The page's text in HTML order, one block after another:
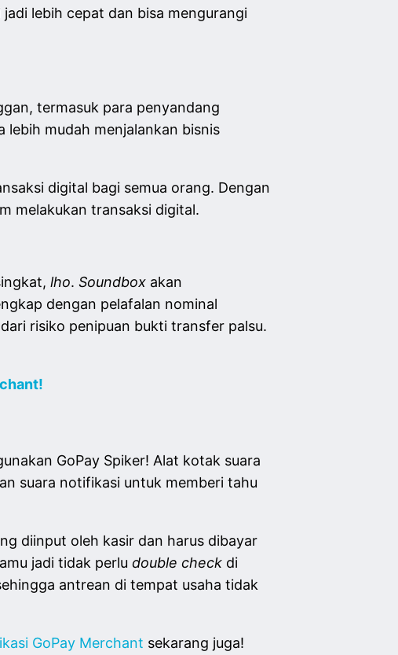
lebih cepat dan bisa mengurangi
termasuk para penyandang
lebih mudah menjalankan bisnis
digital bagi semua orang. Dengan
melakukan transaksi digital.
lho. Soundbox akan
dengan pelafalan nominal
risiko penipuan bukti transfer palsu.
GoPay Spiker! Alat kotak suara
suara notifikasi untuk memberi tahu
diinput oleh kasir dan harus dibayar
jadi tidak perlu double check di
antrean di tempat usaha tidak
GoPay Merchant sekarang juga!